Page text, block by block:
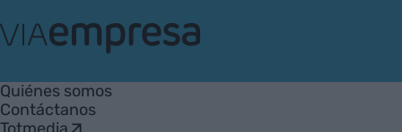
Empresa
Quiénes somos
Contáctanos